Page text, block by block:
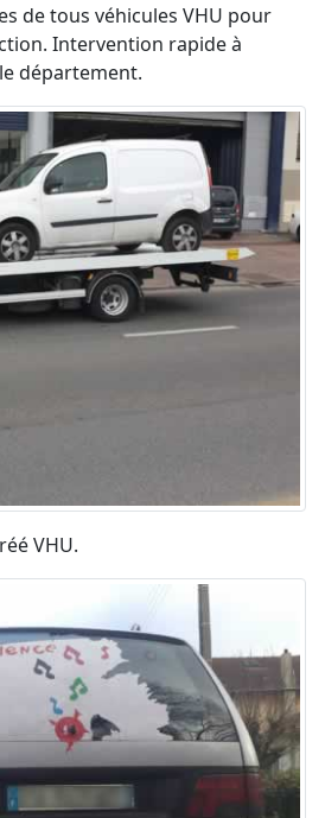
de tous véhicules VHU pour
Intervention rapide à
département.
VHU.